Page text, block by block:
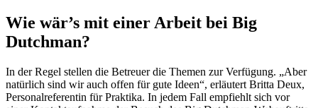
Wie wär’s mit einer Arbeit bei Big
Dutchman?
In der Regel stellen die Betreuer die Themen zur Verfügung. „Aber
natürlich sind wir auch offen für gute Ideen“, erläutert Britta Deux,
Personalreferentin für Praktika. In jedem Fall empfiehlt sich vor